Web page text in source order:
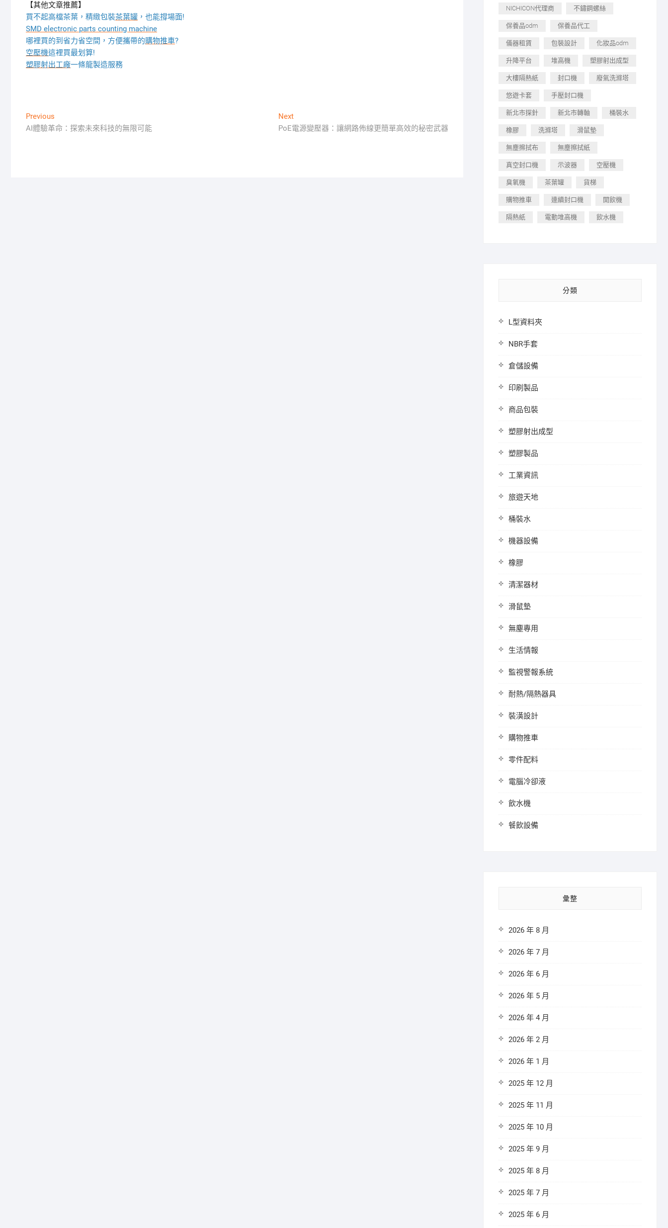
【其他文章推薦】
買不起高檔茶葉，精緻包裝茶葉罐 ，也能撐場面!
SMD electronic parts counting machine
哪裡買的到省力省空間，方便攜帶的購物推車?
空壓機這裡買最划算!
塑膠射出工廠一條龍製造服務
文
章
Previous
post:
AI體驗革命：探索未來科技的無限可能
NextNext
post:
PoE電源變壓器：讓網路佈線更簡單高效的秘密武器
NICHICON代理商 不鏽鋼螺絲
保養品odm 保養品代工
儀器租賃 包裝設計 化妝品odm
升降平台 堆高機 塑膠射出成型
大樓隔熱紙 封口機 廢氣洗滌塔
悠遊卡套 手壓封口機
新北市探針 新北市轉軸 桶裝水
橡膠 洗滌塔 滑鼠墊
無塵擦拭布 無塵擦拭紙
真空封口機 示波器 空壓機
臭氧機 茶葉罐 貨梯
購物推車 連續封口機 開飲機
隔熱紙 電動堆高機 飲水機
分類
L型資料夾
NBR手套
倉儲設備
印刷製品
商品包裝
塑膠射出成型
塑膠製品
工業資訊
旅遊天地
桶裝水
機器設備
橡膠
清潔器材
滑鼠墊
無塵專用
生活情報
監視警報系統
耐熱/隔熱器具
裝潢設計
購物推車
零件配料
電腦冷卻液
飲水機
餐飲設備
彙整
2026 年 8 月
2026 年 7 月
2026 年 6 月
2026 年 5 月
2026 年 4 月
2026 年 2 月
2026 年 1 月
2025 年 12 月
2025 年 11 月
2025 年 10 月
2025 年 9 月
2025 年 8 月
2025 年 7 月
2025 年 6 月